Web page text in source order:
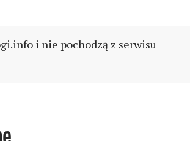
i nie pochodzą z serwisu